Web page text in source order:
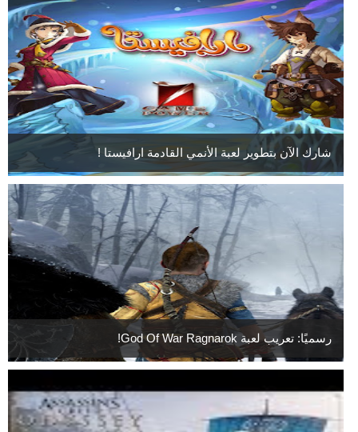
شارك الآن بتطوير لعبة الأنمي القادمة ارافيستا !
رسميًا: تعريب لعبة God Of War Ragnarok!